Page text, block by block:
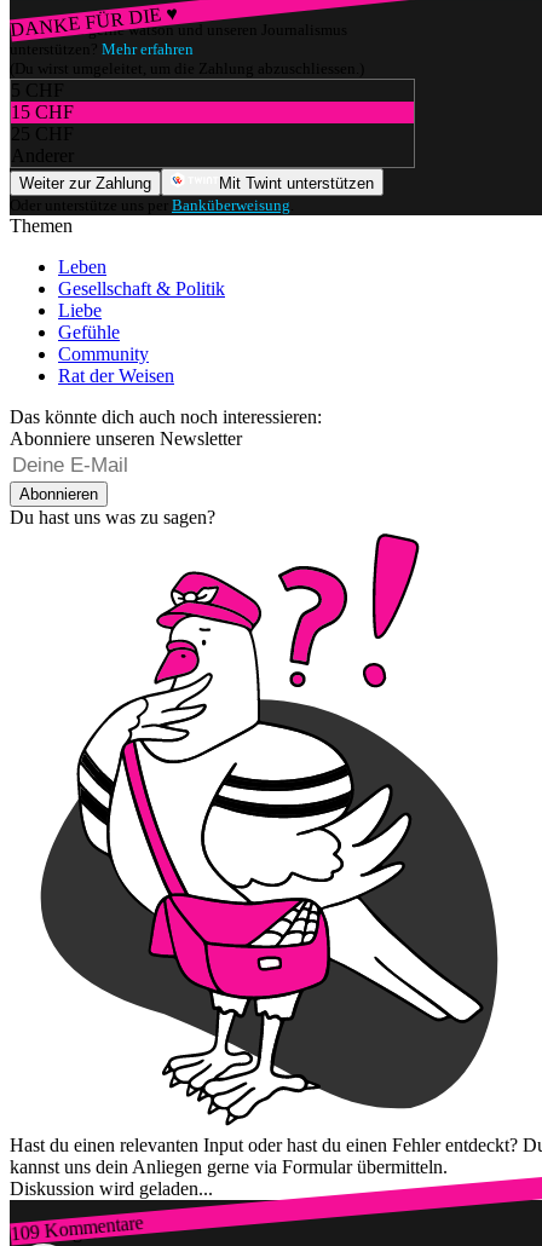
DANKE FÜR DIE ♥
Würdest du gerne watson und unseren Journalismus
unterstützen? Mehr erfahren
(Du wirst umgeleitet, um die Zahlung abzuschliessen.)
5 CHF
15 CHF
25 CHF
Anderer
Weiter zur Zahlung
Mit Twint unterstützen
Oder unterstütze uns per Banküberweisung
Themen
Leben
Gesellschaft & Politik
Liebe
Gefühle
Community
Rat der Weisen
Das könnte dich auch noch interessieren:
Abonniere unseren Newsletter
Abonnieren
Du hast uns was zu sagen?
Hast du einen relevanten Input oder hast du einen Fehler entdeckt?
kannst uns dein Anliegen gerne via Formular übermitteln.
Diskussion wird geladen...
109 Kommentare
Zum Login